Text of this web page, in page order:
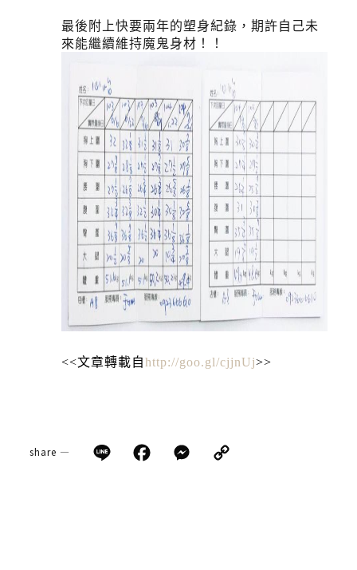
最後附上快要兩年的塑身紀錄，期許自己未
來能繼續維持魔鬼身材！！
<<文章轉載自http://goo.gl/cjjnUj>>
share — Line Facebook
Messenger